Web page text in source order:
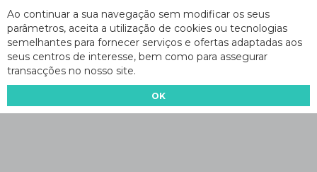
Ao continuar a sua navegação sem modificar os seus
parâmetros, aceita a utilização de cookies ou tecnologias
semelhantes para fornecer serviços e ofertas adaptadas aos
seus centros de interesse, bem como para assegurar
transacções no nosso site.
OK